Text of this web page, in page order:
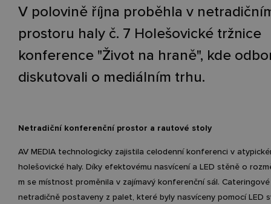
V polovině října proběhla v
prostoru haly č. 7 Holešovické tržnice
konference "Život na hraně", kde
diskutovali o mediálním trhu.
Netradiční konferenční prostor a rautové stoly
AV MEDIA technologicky zajistila celodenní konferenci v
holešovické haly. Díky efektovému nasvícení a LED stěně o
m se místnost proměnila v zajímavý konferenční sál.
netradičně postaveny z palet, které byly nasvíceny pomocí LED